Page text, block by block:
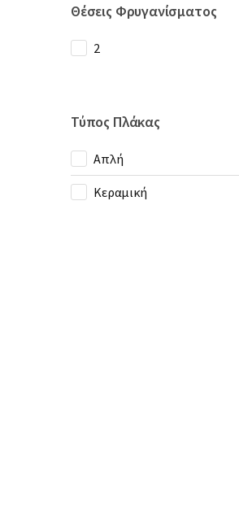
Θέσεις Φρυγανίσματος
2
Τύπος Πλάκας
Απλή
Κεραμική